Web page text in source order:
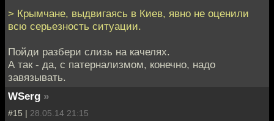
> Крымчане, выдвигаясь в Киев, явно не оценили
всю серьезность ситуации.
Пойди разбери слизь на качелях.
А так - да, с патернализмом, конечно, надо
завязывать.
WSerg »
#15 | 28.05.14 21:15